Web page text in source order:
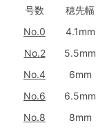
号数 穂先幅
No.0
4.1mm
No.2
5.5mm
No.4
6mm
No.6
6.5mm
No.8
8mm